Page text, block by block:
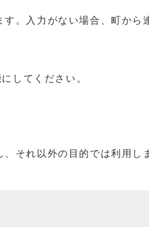
。入力がない場合、町から
してください。
それ以外の目的では利用し